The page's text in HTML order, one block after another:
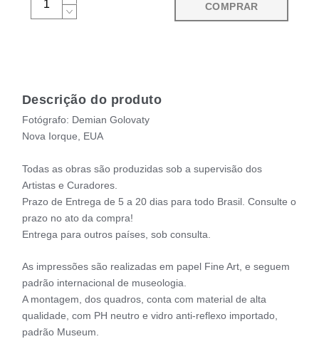
COMPRAR
Descrição do produto
Fotógrafo: Demian Golovaty
Nova Iorque, EUA
Todas as obras são produzidas sob a supervisão dos
Artistas e Curadores.
Prazo de Entrega de 5 a 20 dias para todo Brasil. Consulte o
prazo no ato da compra!
Entrega para outros países, sob consulta.
As impressões são realizadas em papel Fine Art, e seguem
padrão internacional de museologia.
A montagem, dos quadros, conta com material de alta
qualidade, com PH neutro e vidro anti-reflexo importado,
padrão Museum.